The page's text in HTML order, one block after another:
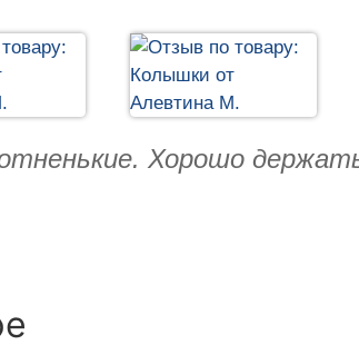
Хорошо